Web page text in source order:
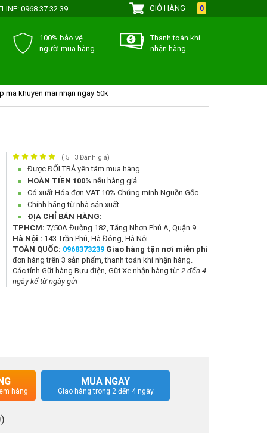
0968 37 32 39 GIỎ HÀNG 0
100% bảo vệ
người mua hàng
Thanh toán khi
nhận hàng
mã khuyến mãi nhận ngay 50k
trình khuyến mãi của Lamdepthiennhien.vn
( 5 | 3 Đánh giá)
Được ĐỔI TRẢ yên tâm mua hàng.
HOÀN TIỀN 100% nếu hàng giả.
Có xuất Hóa đơn VAT 10% Chứng minh Nguồn Gốc
Chính hãng từ nhà sản xuất.
ĐỊA CHỈ BÁN HÀNG:
TPHCM: 7/50A Đường 182, Tăng Nhơn Phú A, Quận 9.
Hà Nội : 143 Trần Phú, Hà Đông, Hà Nội.
TOÀN QUỐC: 0968373239 Giao hàng tận nơi miễn phí
đơn hàng trên 3 sản phẩm, thanh toán khi nhận hàng.
Các tỉnh Gữi hàng Bưu điện, Gữi Xe nhận hàng từ: 2 đến 4
ngày kể từ ngày gửi
hàng
MUA NGAY
Giao hàng trong 2 đến 4 ngày